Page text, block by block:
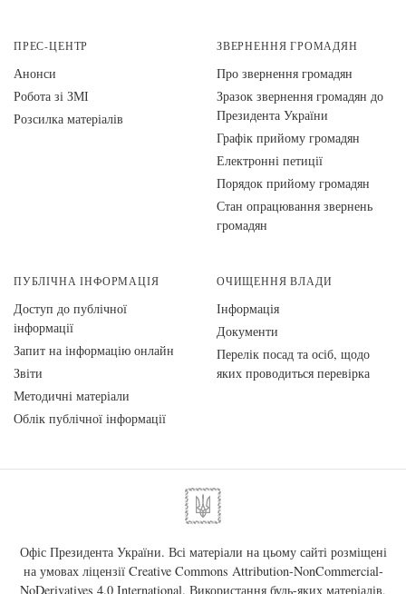
ПРЕС-ЦЕНТР
Анонси
Робота зі ЗМІ
Розсилка матеріалів
ЗВЕРНЕННЯ ГРОМАДЯН
Про звернення громадян
Зразок звернення громадян до
Президента України
Графік прийому громадян
Електронні петиції
Порядок прийому громадян
Стан опрацювання звернень
громадян
ПУБЛІЧНА ІНФОРМАЦІЯ
Доступ до публічної
інформації
Запит на інформацію онлайн
Звіти
Методичні матеріали
Облік публічної інформації
ОЧИЩЕННЯ ВЛАДИ
Інформація
Документи
Перелік посад та осіб, щодо
яких проводиться перевірка
Офіс Президента України. Всі матеріали на цьому сайті розміщені
на умовах ліцензії Creative Commons Attribution-NonCommercial-
NoDerivatives 4.0 International. Використання будь-яких матеріалів,